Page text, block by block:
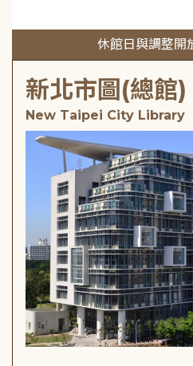
休館日與調整開
新北市圖(總館)
New Taipei City Library